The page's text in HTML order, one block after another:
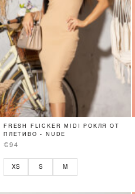
FRESH FLICKER MIDI РОКЛЯ ОТ
ПЛЕТИВО - NUDE
€94
XS S M